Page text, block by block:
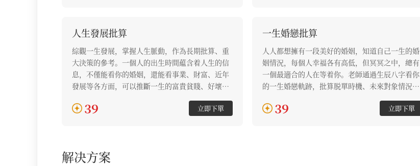
人生發展批算
綜觀一生發展，掌握人生脈動，作為長期批算、重
大決策的參考。一個人的出生時間藴含着人生的信
息，不僅能看你的婚姻，還能看事業、財富、近年
發展等各方面，可以推斷一生的富貴貧賤、好壞禍
算，提升自我，提升婚姻、事業財富方面發展。
39 立即下單
一生婚戀批算
人人都想擁有一段美好的婚姻，知道自己一生的婚
姻情況，每個人幸福各有高低，但冥冥之中，總有
一個最適合的人在等着你。老師通過生辰八字看你
的一生婚戀軌跡，批算脱單時機、未來對象情況、
來臨的時機，為你守護個人姻緣的幸福。
39 立即下單
解决方案列表
解决方案